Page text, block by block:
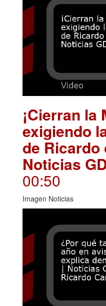
¡Cierran la
exigiendo
de Ricardo
Noticias
00:50
Imagen Noticias